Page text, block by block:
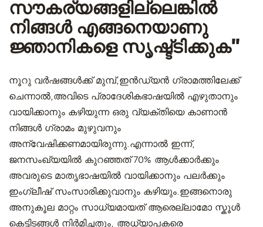
സൗകര്യങ്ങളില്ലെങ്കിൽ
നിങ്ങൾ എങ്ങനെയാണു
ജ്ഞാനികളെ സൃഷ്ട്ടിക്കുക"
നൂറു വർഷങ്ങൾക്ക് മുമ്പ്,ഇൻഡ്യൻ ഗ്രാമത്തിലേക്ക്
ചെന്നാൽ,അവിടെ പ്രാദേശികഭാഷയിൽ എഴുതാനും
വായിക്കാനും കഴിയുന്ന ഒരു വ്യക്തിയെ കാണാൻ
നിങ്ങൾ ഗ്രാമം മുഴുവനും
അന്വേഷിക്കണമായിരുന്നു.എന്നാൽ ഇന്ന്,
ജനസംഖ്യയിൽ കുറഞ്ഞത് 70% ആൾക്കാർക്കും
അവരുടെ മാതൃഭാഷയിൽ വായിക്കാനും പലർക്കും
ഇംഗ്ലീഷ് സംസാരിക്കുവാനും കഴിയും.ഇങ്ങനൊരു
അനുകൂല മാറ്റം സാധ്യമായത് ആരെല്ലാമോ സ്കൂൾ
കെട്ടിടങ്ങൾ നിർമിച്ചതും, അധ്യാപകരെ